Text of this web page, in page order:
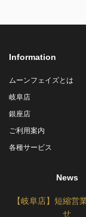
Information
ムーンフェイズとは
岐阜店
銀座店
ご利用案内
各種サービス
News
【岐阜店】短縮営
せ